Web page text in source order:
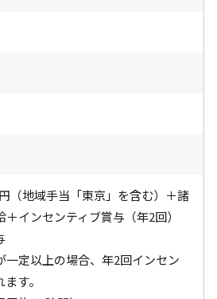
（地域手当「東京」を含む）＋諸
インセンティブ賞与（年2回）
一定以上の場合、年2回インセン
す。